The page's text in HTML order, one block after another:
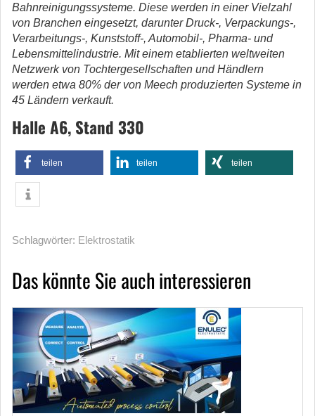
Bahnreinigungssysteme. Diese werden in einer Vielzahl
von Branchen eingesetzt, darunter Druck-, Verpackungs-,
Verarbeitungs-, Kunststoff-, Automobil-, Pharma- und
Lebensmittelindustrie. Mit einem etablierten weltweiten
Netzwerk von Tochtergesellschaften und Händlern
werden etwa 80% der von Meech produzierten Systeme in
45 Ländern verkauft.
Halle A6, Stand 330
teilen teilen teilen
Schlagwörter: Elektrostatik
Das könnte Sie auch interessieren